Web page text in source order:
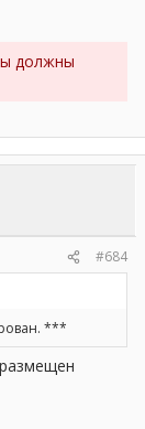
должны
#684
***